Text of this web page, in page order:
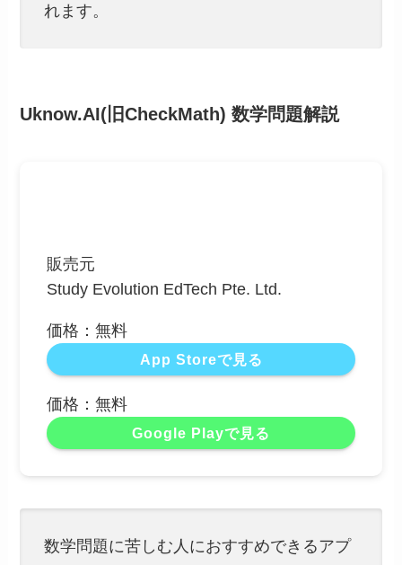
れます。
Uknow.AI(旧CheckMath) 数学問題解説
販売元
Study Evolution EdTech Pte. Ltd.
価格：無料
App Storeで見る
価格：無料
Google Playで見る
数学問題に苦しむ人におすすめできるアプ